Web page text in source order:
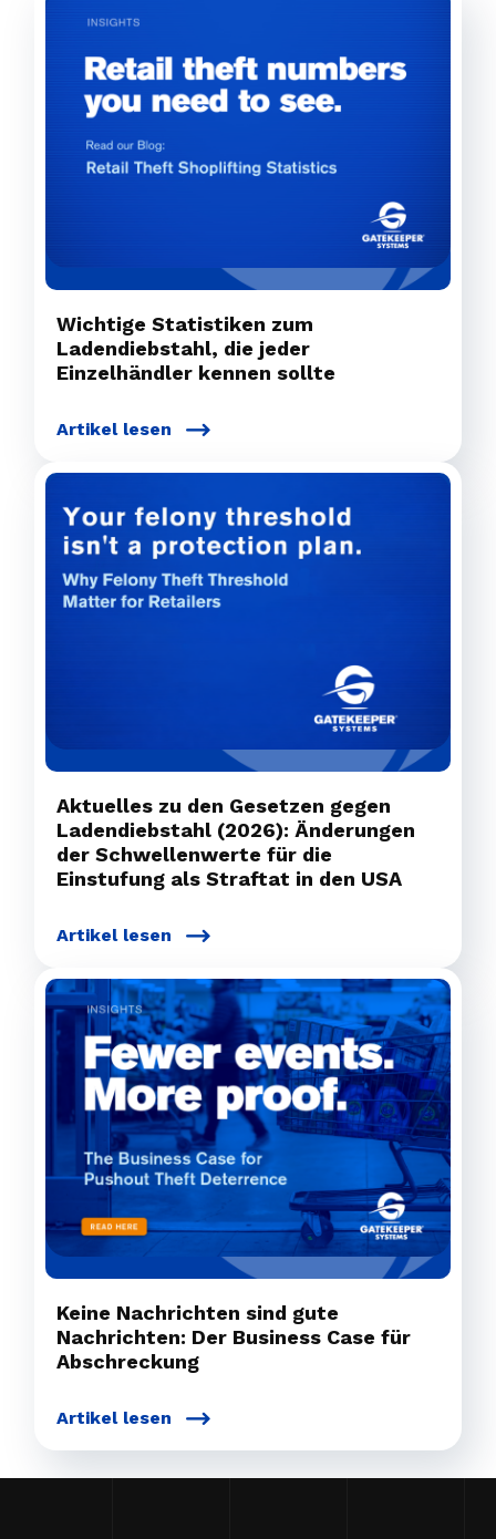
Wichtige Statistiken zum
Ladendiebstahl, die jeder
Einzelhändler kennen sollte
Artikel lesen
Aktuelles zu den Gesetzen gegen
Ladendiebstahl (2026): Änderungen
der Schwellenwerte für die
Einstufung als Straftat in den USA
Artikel lesen
Keine Nachrichten sind gute
Nachrichten: Der Business Case für
Abschreckung
Artikel lesen